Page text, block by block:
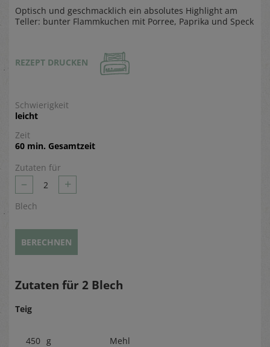
Optisch und geschmacklich ein absolutes Highlight am
Teller: bunter Flammkuchen mit Porree, Paprika und Speck
REZEPT DRUCKEN
Schwierigkeit
leicht
Zeit
60 min. Gesamtzeit
Zutaten für
– 2 +
Blech
BERECHNEN
Zutaten für 2 Blech
Teig
450 g
Mehl